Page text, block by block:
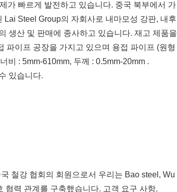
가 빠르게 발전하고 있습니다. 중국 북부에서 가
Lai Steel Group의 자회사로 내마모성 강판, 내후
생산 및 판매에 종사하고 있습니다. 재고 제품을
파이프 공장을 가지고 있으며 용접 파이프 (원형
비 : 5mm-610mm, 두께 : 0.5mm-20mm .
있습니다.
철강 협회의 회원으로서 우리는 Bao steel, Wu
협력 관계를 구축했습니다. 고객 요구 사항.